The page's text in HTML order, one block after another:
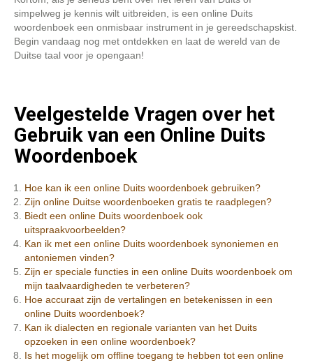
simpelweg je kennis wilt uitbreiden, is een online Duits
woordenboek een onmisbaar instrument in je gereedschapskist.
Begin vandaag nog met ontdekken en laat de wereld van de
Duitse taal voor je opengaan!
Veelgestelde Vragen over het
Gebruik van een Online Duits
Woordenboek
Hoe kan ik een online Duits woordenboek gebruiken?
Zijn online Duitse woordenboeken gratis te raadplegen?
Biedt een online Duits woordenboek ook
uitspraakvoorbeelden?
Kan ik met een online Duits woordenboek synoniemen en
antoniemen vinden?
Zijn er speciale functies in een online Duits woordenboek om
mijn taalvaardigheden te verbeteren?
Hoe accuraat zijn de vertalingen en betekenissen in een
online Duits woordenboek?
Kan ik dialecten en regionale varianten van het Duits
opzoeken in een online woordenboek?
Is het mogelijk om offline toegang te hebben tot een online